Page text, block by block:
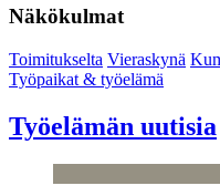
Näkökulmat
Toimitukselta Vieraskynä
Työpaikat & työelämä
Työelämän uutisia